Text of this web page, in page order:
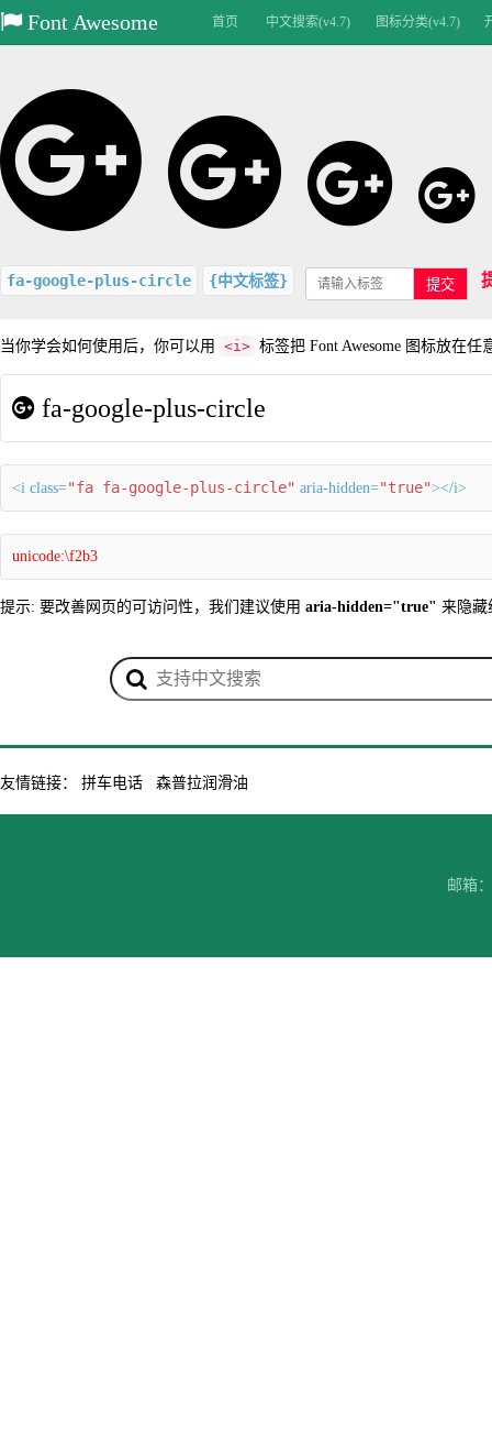
Font Awesome 首页 中文搜索(v4.7) 图标分类(v4.7)
fa-google-plus-circle {中文标签} 提交
当你学会如何使用后，你可以用 <i> 标签把 Font Awesome 图标放在任
fa-google-plus-circle
<i class="fa fa-google-plus-circle" aria-hidden="true"></i>
unicode:\f2b3
提示: 要改善网页的可访问性，我们建议使用 aria-hidden="true" 来隐藏
友情链接： 拼车电话 森普拉润滑油
邮箱